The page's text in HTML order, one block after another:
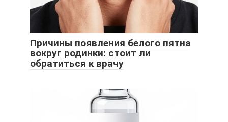
Причины появления белого пятна
вокруг родинки: стоит ли
обратиться к врачу